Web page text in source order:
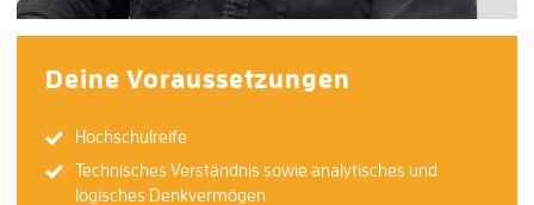
Deine Voraussetzungen
Hochschulreife
Technisches Verständnis sowie analytisches und
logisches Denkvermögen